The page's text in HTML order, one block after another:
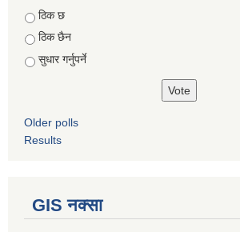
Choices
ठिक छ
ठिक छैन
सुधार गर्नुपर्ने
Older polls
Results
GIS नक्सा